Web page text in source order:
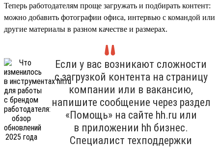
Теперь работодателям проще загружать и подбирать контент:
можно добавить фотографии офиса, интервью с командой или
другие материалы в разном качестве и размерах.
Если у вас возникают сложности
с загрузкой контента на страницу
компании или в вакансию,
напишите сообщение через раздел
«Помощь» на сайте hh.ru или
в приложении hh бизнес.
Специалист техподдержки